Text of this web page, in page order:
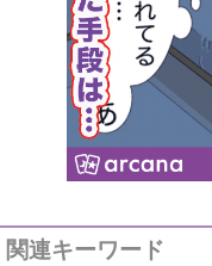
関連キーワード